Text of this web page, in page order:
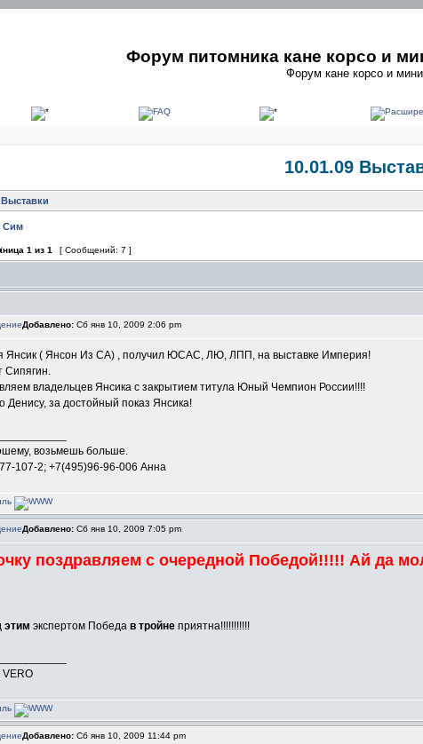
Форум питомника кане корсо и
Форум кане корсо и
10.01.09
Выставки
Сим
1 из 1 [ Сообщений: 7 ]
Добавлено: Сб янв 10, 2009 2:06 pm
Янсик ( Янсон Из СА) , получил ЮСАС, ЛЮ, ЛПП, на выставке Империя!
Сипягин.
владельцев Янсика с закрытием титула Юный Чемпион России!!!!
Денису, за достойный показ Янсика!
возьмешь больше.
107-2; +7(495)96-96-006 Анна
Добавлено: Сб янв 10, 2009 7:05 pm
поздравляем с очередной Победой!!!!! Ай да
этим экспертом Победа в тройне приятна!!!!!!!!!!!
VERO
Добавлено: Сб янв 10, 2009 11:44 pm